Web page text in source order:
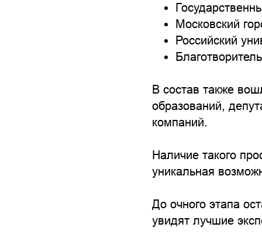
Московский
Российский
В состав также
образований,
компаний.
Наличие такого
уникальная
До очного этапа
увидят лучшие